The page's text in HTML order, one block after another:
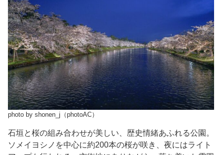
photo by shonen_j（photoAC）
石垣と桜の組み合わせが美しい、歴史情緒あふれる公園。
ソメイヨシノを中心に約200本の桜が咲き、夜にはライト